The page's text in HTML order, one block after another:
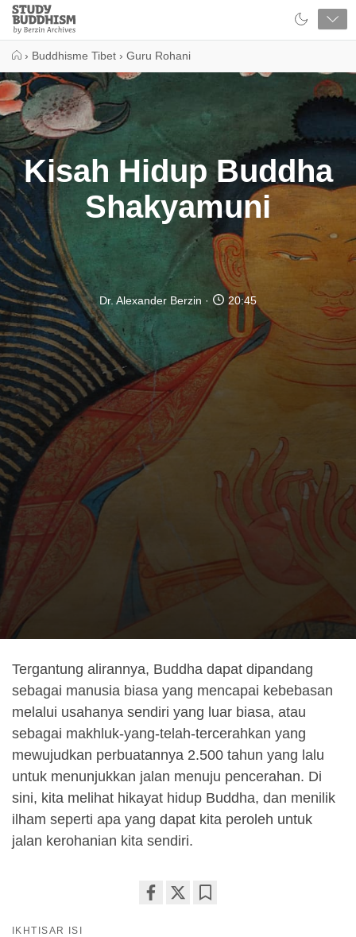
Close
Study
Buddhism
› Buddhisme Tibet › Guru Rohani
Kisah Hidup Buddha
Shakyamuni
Dr. Alexander Berzin 20:45
Tergantung alirannya, Buddha dapat dipandang
sebagai manusia biasa yang mencapai kebebasan
melalui usahanya sendiri yang luar biasa, atau
sebagai makhluk-yang-telah-tercerahkan yang
mewujudkan perbuatannya 2.500 tahun yang lalu
untuk menunjukkan jalan menuju pencerahan. Di
sini, kita melihat hikayat hidup Buddha, dan menilik
ilham seperti apa yang dapat kita peroleh untuk
jalan kerohanian kita sendiri.
IKHTISAR ISI